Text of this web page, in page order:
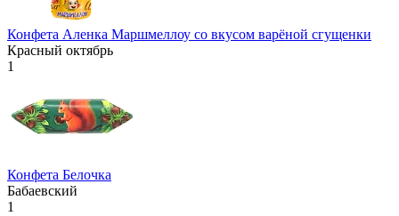
Конфета Аленка Маршмеллоу со вкусом варёной сгущенки
Красный октябрь
1
Конфета Белочка
Бабаевский
1